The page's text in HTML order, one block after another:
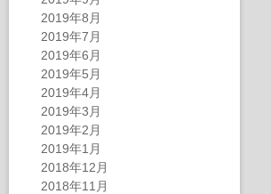
2019年8月
2019年7月
2019年6月
2019年5月
2019年4月
2019年3月
2019年2月
2019年1月
2018年12月
2018年11月